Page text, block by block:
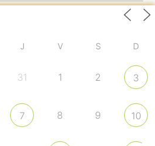
J V S D
31 1 2 3
7 8 9 10